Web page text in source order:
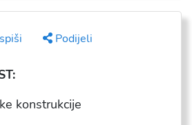
Podijeli
konstrukcije